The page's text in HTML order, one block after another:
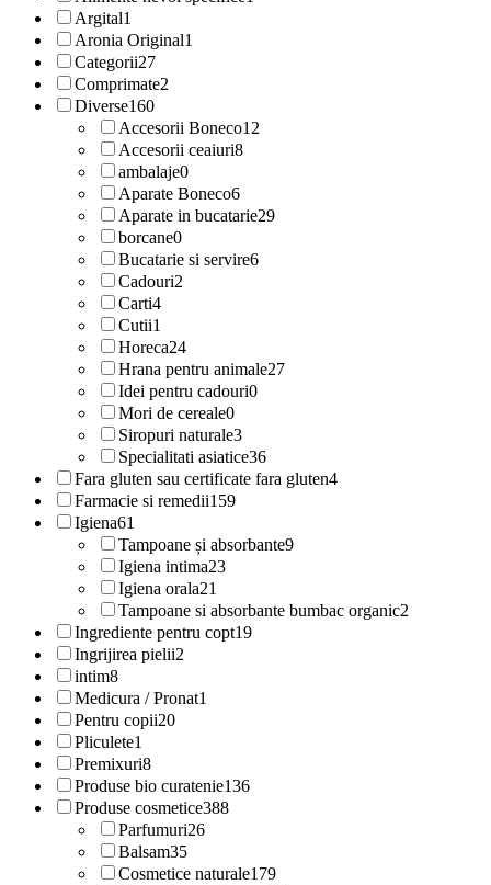
Argital1
Aronia Original1
Categorii27
Comprimate2
Diverse160
Accesorii Boneco12
Accesorii ceaiuri8
ambalaje0
Aparate Boneco6
Aparate in bucatarie29
borcane0
Bucatarie si servire6
Cadouri2
Carti4
Cutii1
Horeca24
Hrana pentru animale27
Idei pentru cadouri0
Mori de cereale0
Siropuri naturale3
Specialitati asiatice36
Fara gluten sau certificate fara gluten4
Farmacie si remedii159
Igiena61
Tampoane și absorbante9
Igiena intima23
Igiena orala21
Tampoane si absorbante bumbac organic2
Ingrediente pentru copt19
Ingrijirea pielii2
intim8
Medicura / Pronat1
Pentru copii20
Pliculete1
Premixuri8
Produse bio curatenie136
Produse cosmetice388
Parfumuri26
Balsam35
Cosmetice naturale179